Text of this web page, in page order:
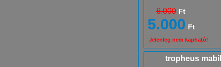
6.000 Ft
5.000 Ft
Jelenleg nem kapható!
tropheus